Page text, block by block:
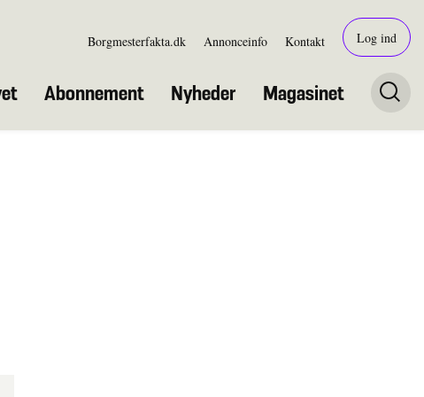
Borgmesterfakta.dk Annonceinfo Kontakt Log ind
Abonnement Nyheder Magasinet